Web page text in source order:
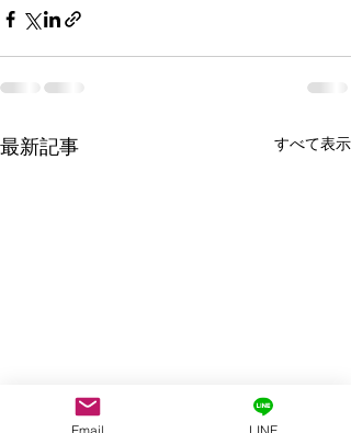
最新記事 すべて表示
Email LINE